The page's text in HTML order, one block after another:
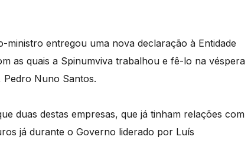
entregou uma nova declaração à Entidade
as quais a Spinumviva trabalhou e fê-lo na véspera
Pedro Nuno Santos.
duas destas empresas, que já tinham relações com
já durante o Governo liderado por Luís